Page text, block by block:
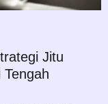
Jitu